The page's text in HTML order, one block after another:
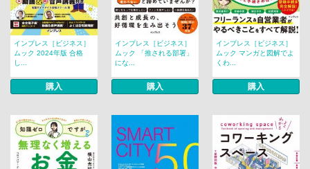
インプレス［ビジネス］
ムック 2024年版 合格
し...
購入
インプレス［ビジネス］
ムック 「推される部署」
にな...
購入
インプレス［ビジネス］
ムック マンガと図解でよ
くわ...
購入